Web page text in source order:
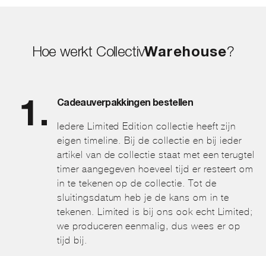
Hoe werkt CollectivWarehouse?
Cadeauverpakkingen bestellen
Iedere Limited Edition collectie heeft zijn
eigen timeline. Bij de collectie en bij ieder
artikel van de collectie staat met een terugtel
timer aangegeven hoeveel tijd er resteert om
in te tekenen op de collectie. Tot de
sluitingsdatum heb je de kans om in te
tekenen. Limited is bij ons ook echt Limited;
we produceren eenmalig, dus wees er op
tijd bij.